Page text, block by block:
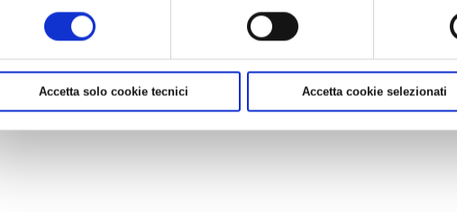
Accetta solo cookie tecnici Accetta cookie selezionati